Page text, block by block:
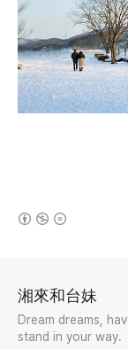
湘來和台妹
Dream dreams,
stand in your way.